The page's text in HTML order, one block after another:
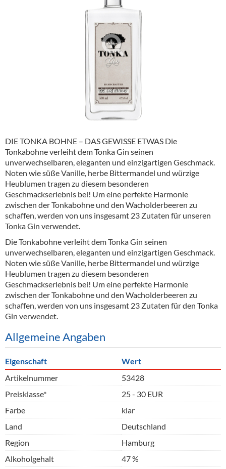
Öle & Küchenartikel
DIE TONKA BOHNE – DAS GEWISSE ETWAS Die
Tonkabohne verleiht dem Tonka Gin seinen
unverwechselbaren, eleganten und einzigartigen Geschmack.
Noten wie süße Vanille, herbe Bittermandel und würzige
Heublumen tragen zu diesem besonderen
Geschmackserlebnis bei! Um eine perfekte Harmonie
zwischen der Tonkabohne und den Wacholderbeeren zu
schaffen, werden von uns insgesamt 23 Zutaten für unseren
Tonka Gin verwendet.
Die Tonkabohne verleiht dem Tonka Gin seinen
unverwechselbaren, eleganten und einzigartigen Geschmack.
Noten wie süße Vanille, herbe Bittermandel und würzige
Heublumen tragen zu diesem besonderen
Geschmackserlebnis bei! Um eine perfekte Harmonie
zwischen der Tonkabohne und den Wacholderbeeren zu
schaffen, werden von uns insgesamt 23 Zutaten für den Tonka
Gin verwendet.
Allgemeine Angaben
Eigenschaft
Wert
Artikelnummer
53428
Preisklasse*
25 - 30 EUR
Farbe
klar
Land
Deutschland
Region
Hamburg
Alkoholgehalt
47 %